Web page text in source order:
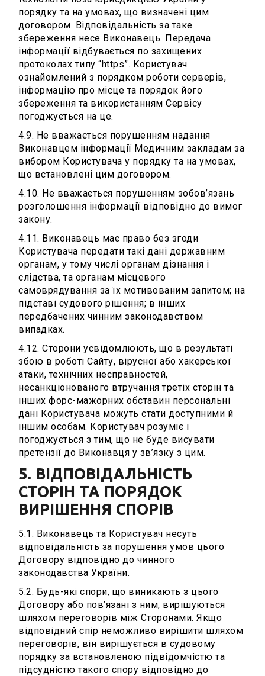
порядку та на умовах, що визначені цим
договором. Відповідальність за таке
збереження несе Виконавець. Передача
інформації відбувається по захищених
протоколах типу “https”. Користувач
ознайомлений з порядком роботи серверів,
інформацію про місце та порядок його
збереження та використанням Сервісу
погоджується на це.
4.9. Не вважається порушенням надання
Виконавцем інформації Медичним закладам за
вибором Користувача у порядку та на умовах,
що встановлені цим договором.
4.10. Не вважається порушенням зобов’язань
розголошення інформації відповідно до вимог
закону.
4.11. Виконавець має право без згоди
Користувача передати такі дані державним
органам, у тому числі органам дізнання і
слідства, та органам місцевого
самоврядування за їх мотивованим запитом; на
підставі судового рішення; в інших
передбачених чинним законодавством
випадках.
4.12. Сторони усвідомлюють, що в результаті
збою в роботі Сайту, вірусної або хакерської
атаки, технічних несправностей,
несанкціонованого втручання третіх сторін та
інших форс-мажорних обставин персональні
дані Користувача можуть стати доступними й
іншим особам. Користувач розуміє і
погоджується з тим, що не буде висувати
претензії до Виконавця у зв’язку з цим.
5. ВІДПОВІДАЛЬНІСТЬ
СТОРІН ТА ПОРЯДОК
ВИРІШЕННЯ СПОРІВ
5.1. Виконавець та Користувач несуть
відповідальність за порушення умов цього
Договору відповідно до чинного
законодавства України.
5.2. Будь-які спори, що виникають з цього
Договору або пов’язані з ним, вирішуються
шляхом переговорів між Сторонами. Якщо
відповідний спір неможливо вирішити шляхом
переговорів, він вирішується в судовому
порядку за встановленою підвідомчістю та
підсудністю такого спору відповідно до